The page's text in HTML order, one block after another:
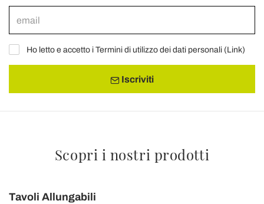
Ho letto e accetto i Termini di utilizzo dei dati personali (Link)
Iscriviti
Scopri i nostri prodotti
Tavoli Allungabili